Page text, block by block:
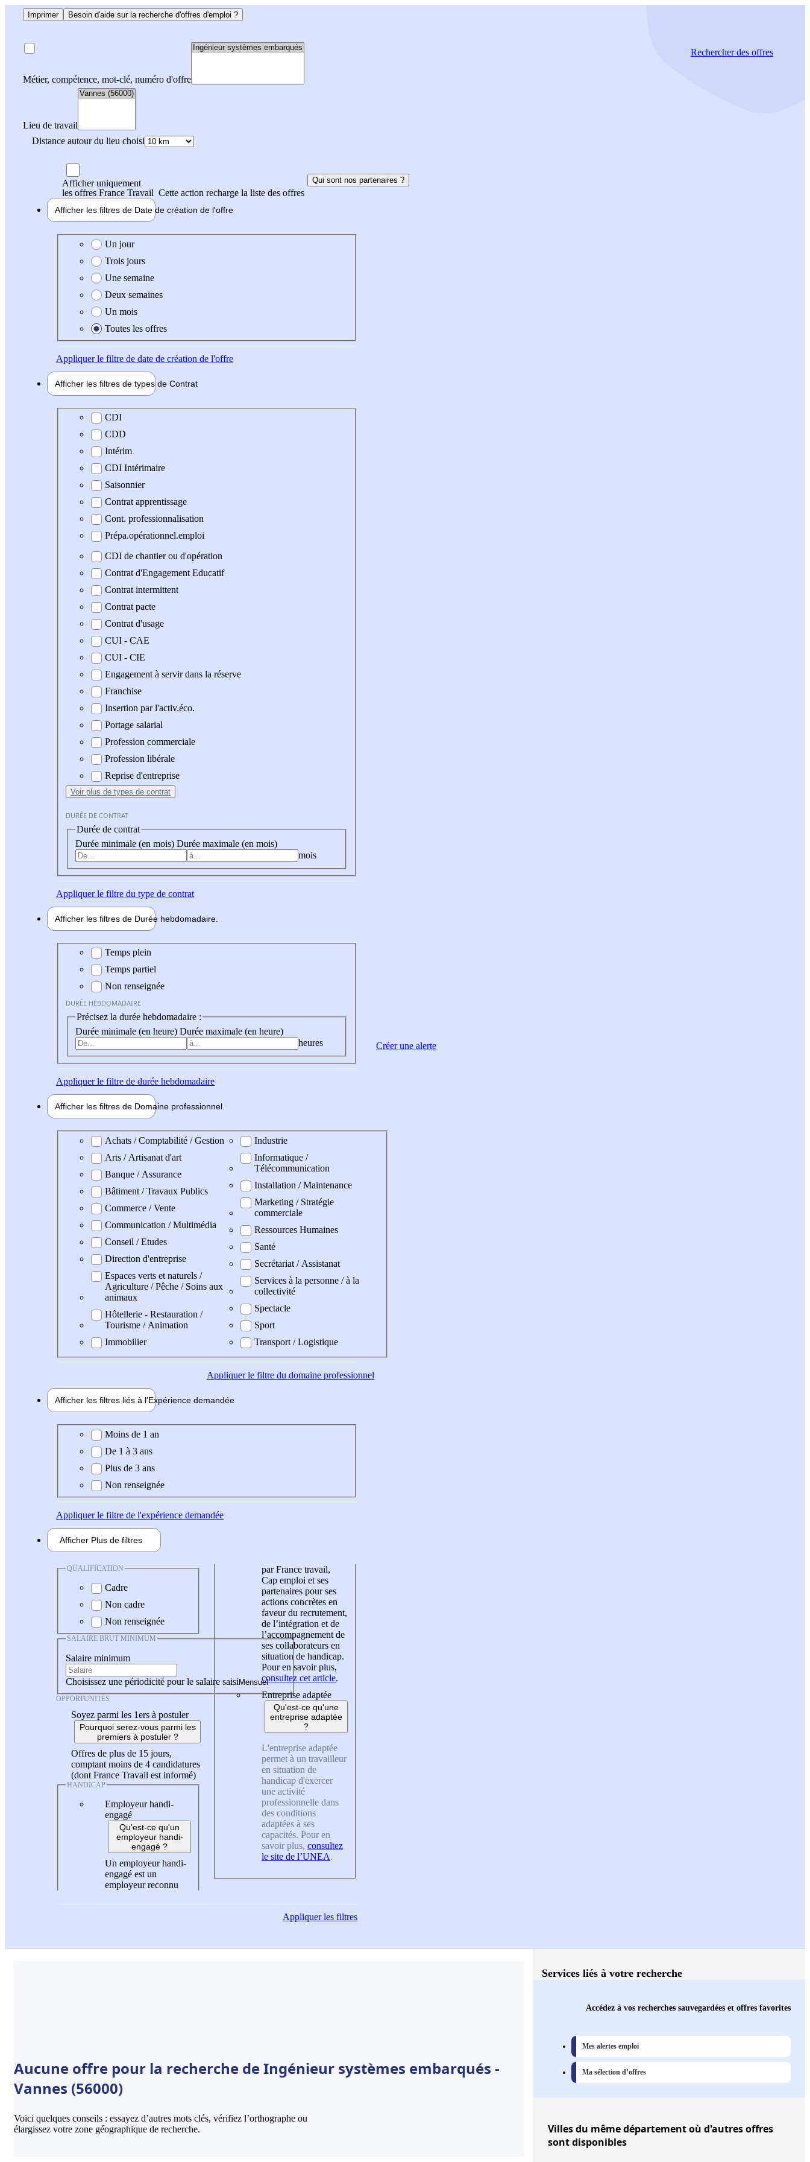
Imprimer Besoin d'aide sur la recherche d'offres d'emploi ?
Métier, compétence, mot-clé, numéro d'offre
Lieu de travail
Distance autour du lieu choisi
Rechercherdes offres
Afficher uniquement
les offres France Travail Cette action recharge la liste des offres
Qui sont nos partenaires ?
Afficher les filtres de Date de création de l'offre
Date de création de l'offre
Un jour
Trois jours
Une semaine
Deux semaines
Un mois
Toutes les offres
Appliquerle filtre de date de création de l'offre
Afficher les filtres de types de Contrat
Type de contrat
CDI
CDD
Intérim
CDI Intérimaire
Saisonnier
Contrat apprentissage
Cont. professionnalisation
Prépa.opérationnel.emploi
CDI de chantier ou d'opération
Contrat d'Engagement Educatif
Contrat intermittent
Contrat pacte
Contrat d'usage
CUI - CAE
CUI - CIE
Engagement à servir dans la réserve
Franchise
Insertion par l'activ.éco.
Portage salarial
Profession commerciale
Profession libérale
Reprise d'entreprise
Voir plus de types de contrat
DURÉE DE CONTRAT
Durée de contrat
Durée minimale (en mois) Durée maximale (en mois)
mois
Appliquerle filtre du type de contrat
Afficher les filtres de Durée hebdomadaire
Durée hebdomadaire
Temps plein
Temps partiel
Non renseignée
DURÉE HEBDOMADAIRE
Précisez la durée hebdomadaire :
Durée minimale (en heure) Durée maximale (en heure)
heures
Appliquerle filtre de durée hebdomadaire
Afficher les filtres de Domaine professionnel
Domaine professionel
Achats / Comptabilité / Gestion
Arts / Artisanat d'art
Banque / Assurance
Bâtiment / Travaux Publics
Commerce / Vente
Communication / Multimédia
Conseil / Etudes
Direction d'entreprise
Espaces verts et naturels /
Agriculture / Pêche / Soins aux
animaux
Hôtellerie - Restauration /
Tourisme / Animation
Immobilier
Industrie
Informatique /
Télécommunication
Installation / Maintenance
Marketing / Stratégie
commerciale
Ressources Humaines
Santé
Secrétariat / Assistanat
Services à la personne / à la
collectivité
Spectacle
Sport
Transport / Logistique
Appliquerle filtre du domaine professionnel
Afficher les filtres liés à l'Expérience demandée
Expérience demandée
Moins de 1 an
De 1 à 3 ans
Plus de 3 ans
Non renseignée
Appliquerle filtre de l'expérience demandée
Afficher Plus de filtres
QUALIFICATION
Cadre
Non cadre
Non renseignée
SALAIRE BRUT MINIMUM
Salaire minimum
Choisissez une périodicité pour le salaire saisi
OPPORTUNITÉS
Soyez parmi les 1ers à postuler
Pourquoi serez-vous parmi les
premiers à postuler ?
Offres de plus de 15 jours,
comptant moins de 4 candidatures
(dont France Travail est informé)
HANDICAP
Employeur handi-
engagé
Qu'est-ce qu'un
employeur handi-
engagé ?
Un employeur handi-
engagé est un
employeur reconnu
par France travail,
Cap emploi et ses
partenaires pour ses
actions concrètes en
faveur du recrutement,
de l’intégration et de
l’accompagnement de
ses collaborateurs en
situation de handicap.
Pour en savoir plus,
consultez cet article.
Entreprise adaptée
Qu'est-ce qu'une
entreprise adaptée
?
L'entreprise adaptée
permet à un travailleur
en situation de
handicap d'exercer
une activité
professionnelle dans
des conditions
adaptées à ses
capacités. Pour en
savoir plus, consultez
le site de l’UNEA.
Appliquerles filtres
Créer une alerte
Aucune offre pour la recherche de Ingénieur systèmes embarqués -
Vannes (56000)
Voici quelques conseils : essayez d’autres mots clés, vérifiez l’orthographe ou
élargissez votre zone géographique de recherche.
Services liés à votre recherche
Accédez à vos recherches sauvegardées et offres favorites
Mes alertes emploi
Ma sélection d’offres
Villesdu même département où d'autres offres
sont disponibles